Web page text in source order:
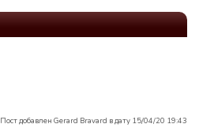
Пост добавлен Gerard Bravard в дату 15/04/20 19:43